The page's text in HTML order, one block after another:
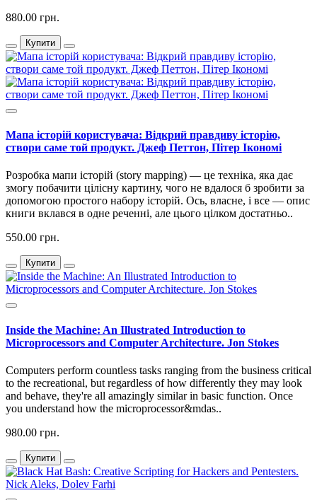
880.00 грн.
Купити
Мапа історій користувача: Відкрий правдиву історію,
створи саме той продукт. Джеф Петтон, Пітер Ікономі
Розробка мапи історій (story mapping) — це техніка, яка дає
змогу побачити цілісну картину, чого не вдалося б зробити за
допомогою простого набору історій. Ось, власне, і все — опис
книги вклався в одне реченні, але цього цілком достатньо..
550.00 грн.
Купити
Inside the Machine: An Illustrated Introduction to
Microprocessors and Computer Architecture. Jon Stokes
Computers perform countless tasks ranging from the business critical
to the recreational, but regardless of how differently they may look
and behave, they're all amazingly similar in basic function. Once
you understand how the microprocessor&mdas..
980.00 грн.
Купити